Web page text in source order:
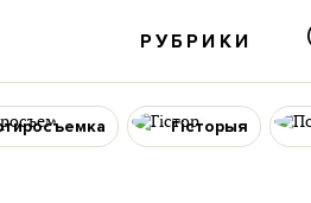
РУБРИКИ
Гісторыя